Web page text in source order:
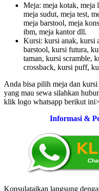
Meja: meja kotak, meja
meja sudut, meja test,
meja barstool, meja
ibm, meja kantor dll.
Kursi: kursi anak, kursi
barstool, kursi futura,
taman, kursi scramble,
crossback, kursi puff,
Anda bisa pilih meja dan kursi
yang mau sewa silahkan
klik logo whatsapp berikut
Informasi &
Konsulataikan langsung